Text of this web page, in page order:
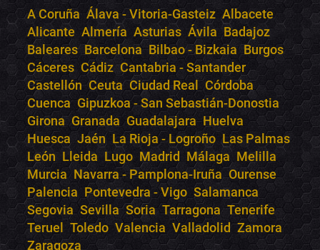
A Coruña Álava - Vitoria-Gasteiz Albacete
Alicante Almería Asturias Ávila Badajoz
Baleares Barcelona Bilbao - Bizkaia Burgos
Cáceres Cádiz Cantabria - Santander
Castellón Ceuta Ciudad Real
Córdoba
Cuenca Gipuzkoa - San Sebastián-Donostia
Girona Granada Guadalajara Huelva
Huesca Jaén La Rioja - Logroño Las Palmas
León Lleida Lugo Madrid Málaga Melilla
Murcia Navarra - Pamplona-Iruña Ourense
Palencia Pontevedra - Vigo Salamanca
Segovia Sevilla Soria Tarragona Tenerife
Teruel
Toledo Valencia Valladolid Zamora
Zaragoza
Bololoco · conciertos.club
Online · Te ayudo a encontrar conciertos